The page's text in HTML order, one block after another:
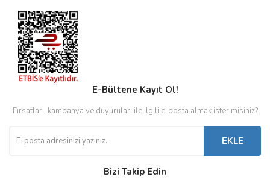
E-Bültene Kayıt Ol!
Fırsatları, kampanya ve duyuruları ile ilgili e-posta almak ister misiniz?
EKLE
Bizi Takip Edin